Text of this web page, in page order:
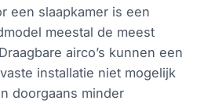
een slaapkamer is een
meestal de meest
airco’s kunnen een
installatie niet mogelijk
doorgaans minder